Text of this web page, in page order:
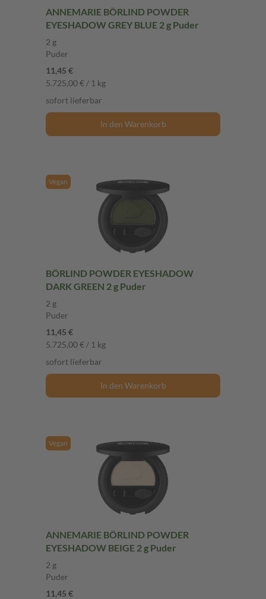
ANNEMARIE BÖRLIND POWDER
EYESHADOW GREY BLUE 2 g Puder
2 g
Puder
11,45 €
5.725,00 € / 1 kg
sofort lieferbar
In den Warenkorb
Vegan
BÖRLIND POWDER EYESHADOW
DARK GREEN 2 g Puder
2 g
Puder
11,45 €
5.725,00 € / 1 kg
sofort lieferbar
In den Warenkorb
Vegan
ANNEMARIE BÖRLIND POWDER
EYESHADOW BEIGE 2 g Puder
2 g
Puder
11,45 €